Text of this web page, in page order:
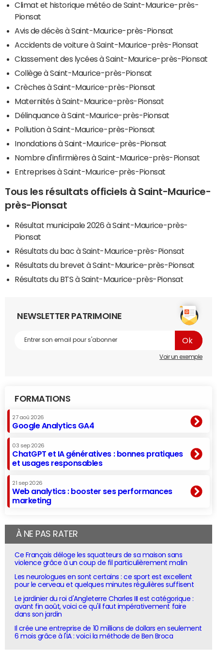
Climat et historique météo de Saint-Maurice-près-
Pionsat
Avis de décès à Saint-Maurice-près-Pionsat
Accidents de voiture à Saint-Maurice-près-Pionsat
Classement des lycées à Saint-Maurice-près-Pionsat
Collège à Saint-Maurice-près-Pionsat
Crèches à Saint-Maurice-près-Pionsat
Maternités à Saint-Maurice-près-Pionsat
Délinquance à Saint-Maurice-près-Pionsat
Pollution à Saint-Maurice-près-Pionsat
Inondations à Saint-Maurice-près-Pionsat
Nombre d'infirmières à Saint-Maurice-près-Pionsat
Entreprises à Saint-Maurice-près-Pionsat
Tous les résultats officiels à Saint-Maurice-
près-Pionsat
Résultat municipale 2026 à Saint-Maurice-près-
Pionsat
Résultats du bac à Saint-Maurice-près-Pionsat
Résultats du brevet à Saint-Maurice-près-Pionsat
Résultats du BTS à Saint-Maurice-près-Pionsat
NEWSLETTER PATRIMOINE
Voir un exemple
FORMATIONS
27 aoû 2026
Google Analytics GA4
03 sep 2026
ChatGPT et IA génératives : bonnes pratiques
et usages responsables
21 sep 2026
Web analytics : booster ses performances
marketing
À NE PAS RATER
Ce Français déloge les squatteurs de sa maison sans
violence grâce à un coup de fil particulièrement malin
Les neurologues en sont certains : ce sport est excellent
pour le cerveau et quelques minutes régulières suffisent
Le jardinier du roi d'Angleterre Charles III est catégorique :
avant fin août, voici ce qu'il faut impérativement faire
dans son jardin
Il crée une entreprise de 10 millions de dollars en seulement
6 mois grâce à l'IA : voici la méthode de Ben Broca